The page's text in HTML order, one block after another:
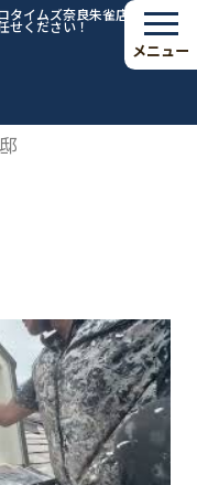
タイムズ奈良朱雀店・生駒
せください！
メニュー